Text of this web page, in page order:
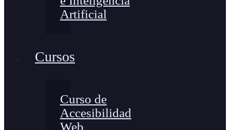
Artificial
Cursos
Curso de
Accesibilidad
Web